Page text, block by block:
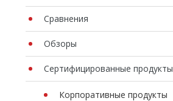
Сравнения
Обзоры
Сертифицированные продукты
Корпоративные продукты